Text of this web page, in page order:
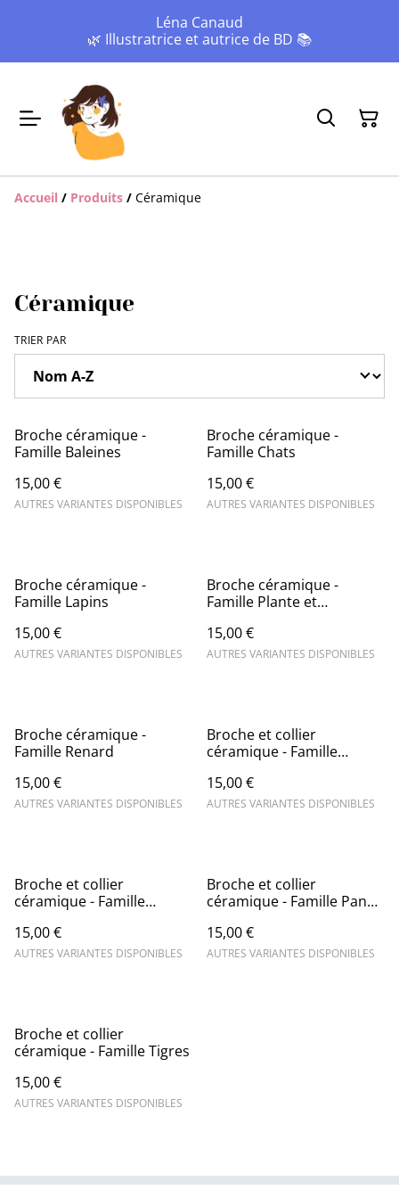
Léna Canaud
🌿 Illustratrice et autrice de BD 📚
Accueil / Produits / Céramique
Céramique
TRIER PAR
Broche céramique -
Famille Baleines
15,00 €
AUTRES VARIANTES DISPONIBLES
Broche céramique -
Famille Chats
15,00 €
AUTRES VARIANTES DISPONIBLES
Broche céramique -
Famille Lapins
15,00 €
AUTRES VARIANTES DISPONIBLES
Broche céramique -
Famille Plante et
15,00 €
AUTRES VARIANTES DISPONIBLES
Broche céramique -
Famille Renard
15,00 €
AUTRES VARIANTES DISPONIBLES
Broche et collier
céramique - Famille
15,00 €
AUTRES VARIANTES DISPONIBLES
Broche et collier
céramique - Famille
15,00 €
AUTRES VARIANTES DISPONIBLES
Broche et collier
céramique - Famille Panda
15,00 €
AUTRES VARIANTES DISPONIBLES
Broche et collier
céramique - Famille Tigres
15,00 €
AUTRES VARIANTES DISPONIBLES